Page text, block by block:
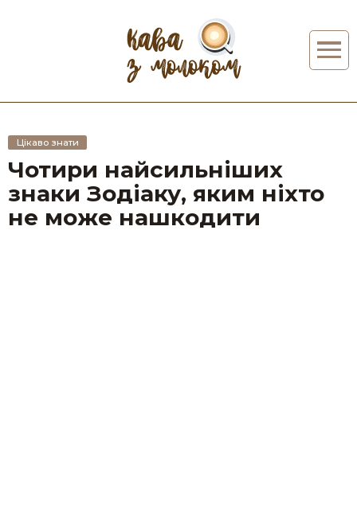
Цікаво знати
Чотири найсильніших
знаки Зодіаку, яким ніхто
не може нашкодити